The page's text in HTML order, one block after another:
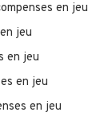
en jeu
jeu
en jeu
en jeu
en jeu